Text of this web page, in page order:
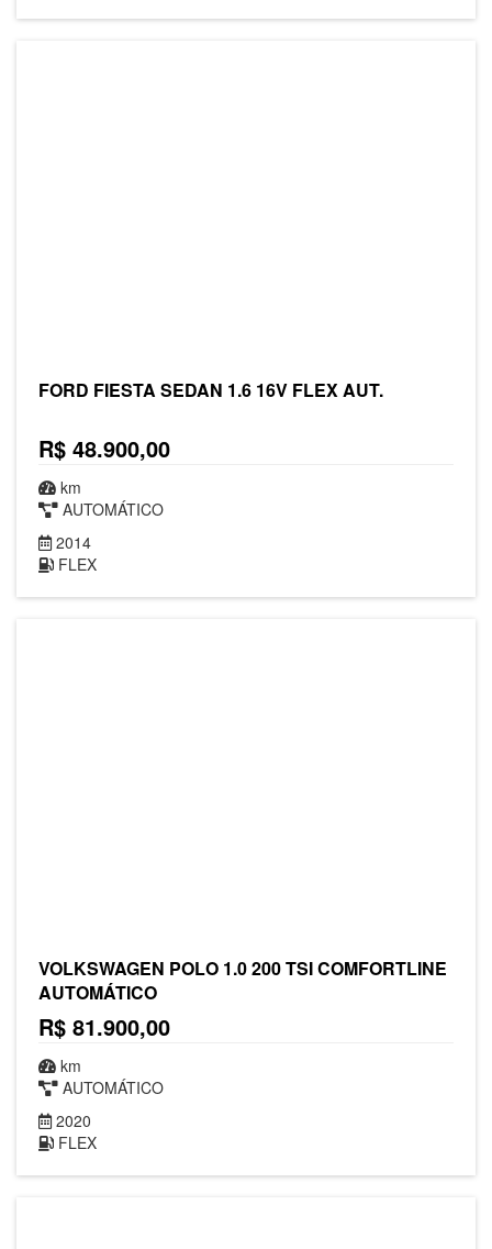
FORD FIESTA SEDAN 1.6 16V FLEX AUT.
R$ 48.900,00
km
AUTOMÁTICO
2014
FLEX
VOLKSWAGEN POLO 1.0 200 TSI COMFORTLINE
AUTOMÁTICO
R$ 81.900,00
km
AUTOMÁTICO
2020
FLEX